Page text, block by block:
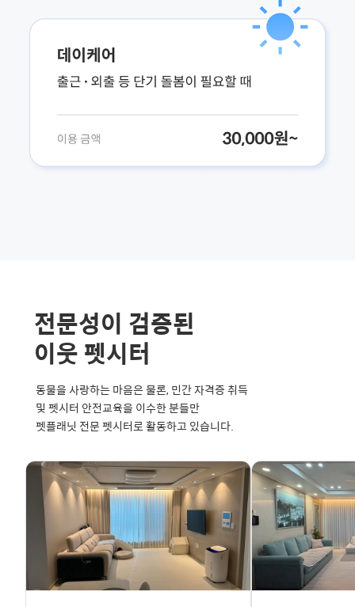
전문성이 검증된
이웃 펫시터
동물을 사랑하는 마음은 물론, 민간 자격증 취득
및 펫시터 안전교육을 이수한 분들만
펫플래닛 전문 펫시터로 활동하고 있습니다.